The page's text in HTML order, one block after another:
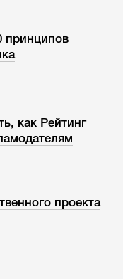
принципов
как Рейтинг
проекта